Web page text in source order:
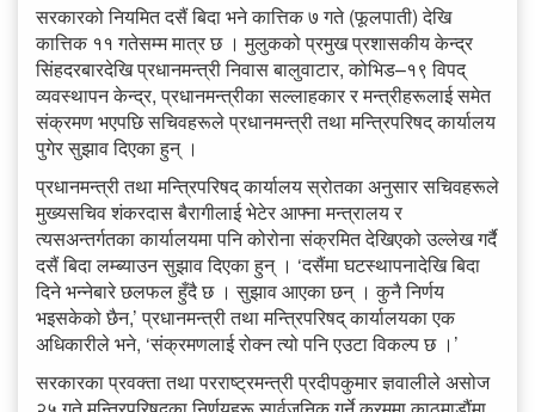
सरकारको नियमित दसैं बिदा भने कात्तिक ७ गते (फूलपाती) देखि
कात्तिक ११ गतेसम्म मात्र छ । मुलुकको प्रमुख प्रशासकीय केन्द्र
सिंहदरबारदेखि प्रधानमन्त्री निवास बालुवाटार, कोभिड–१९ विपद्
व्यवस्थापन केन्द्र, प्रधानमन्त्रीका सल्लाहकार र मन्त्रीहरूलाई समेत
संक्रमण भएपछि सचिवहरूले प्रधानमन्त्री तथा मन्त्रिपरिषद् कार्यालय
पुगेर सुझाव दिएका हुन् ।
प्रधानमन्त्री तथा मन्त्रिपरिषद् कार्यालय स्रोतका अनुसार सचिवहरूले
मुख्यसचिव शंकरदास बैरागीलाई भेटेर आफ्ना मन्त्रालय र
त्यसअन्तर्गतका कार्यालयमा पनि कोरोना संक्रमित देखिएको उल्लेख गर्दै
दसैं बिदा लम्ब्याउन सुझाव दिएका हुन् । ‘दसैंमा घटस्थापनादेखि बिदा
दिने भन्नेबारे छलफल हुँदै छ । सुझाव आएका छन् । कुनै निर्णय
भइसकेको छैन,’ प्रधानमन्त्री तथा मन्त्रिपरिषद् कार्यालयका एक
अधिकारीले भने, ‘संक्रमणलाई रोक्न त्यो पनि एउटा विकल्प छ ।’
सरकारका प्रवक्ता तथा परराष्ट्रमन्त्री प्रदीपकुमार ज्ञवालीले असोज